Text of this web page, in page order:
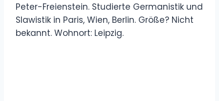
Peter-Freienstein. Studierte Germanistik und
Slawistik in Paris, Wien, Berlin. Größe? Nicht
bekannt. Wohnort: Leipzig.